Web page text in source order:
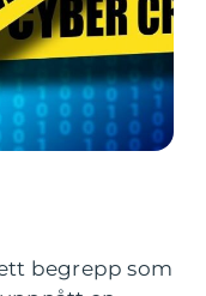
begrepp som